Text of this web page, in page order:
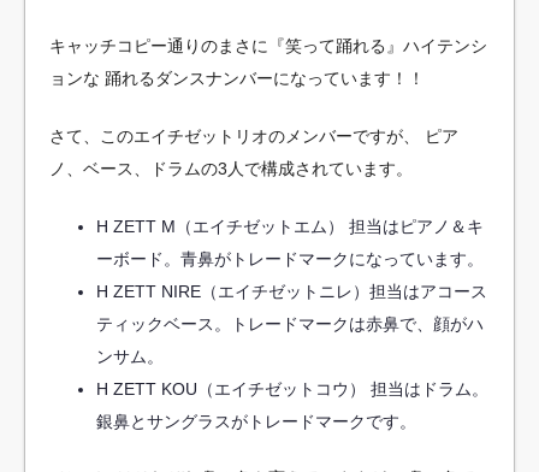
キャッチコピー通りのまさに『笑って踊れる』ハイテンシ
ョンな 踊れるダンスナンバーになっています！！
さて、このエイチゼットリオのメンバーですが、
ピア
ノ、ベース、ドラムの3人で構成されています。
H ZETT M（エイチゼットエム）
担当はピアノ＆キ
ーボード。青鼻がトレードマークになっています。
H ZETT NIRE（エイチゼットニレ） 担当はアコース
ティックベース。トレードマークは赤鼻で、顔がハ
ンサム。
H ZETT KOU（エイチゼットコウ）
担当はドラム。
銀鼻とサングラスがトレードマークです。